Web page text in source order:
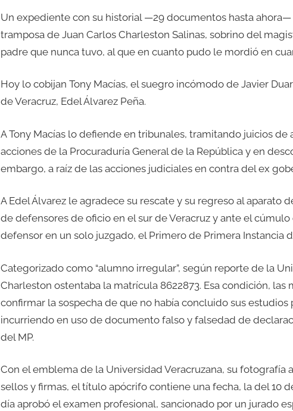
Un expediente con su historial —29 documentos hasta
tramposa de Juan Carlos Charleston Salinas, sobrino del
padre que nunca tuvo, al que en cuanto pudo le mordió en
Hoy lo cobijan Tony Macías, el suegro incómodo de Javier
de Veracruz, Edel Álvarez Peña.
A Tony Macías lo defiende en tribunales, tramitando juicios
acciones de la Procuraduría General de la República y en
embargo, a raíz de las acciones judiciales en contra del ex
A Edel Álvarez le agradece su rescate y su regreso al aparato
de defensores de oficio en el sur de Veracruz y ante el
defensor en un solo juzgado, el Primero de Primera Instancia
Categorizado como “alumno irregular”, según reporte de la
Charleston ostentaba la matrícula 8622873. Esa condición,
confirmar la sospecha de que no había concluido sus
incurriendo en uso de documento falso y falsedad de
del MP.
Con el emblema de la Universidad Veracruzana, su fotografía
sellos y firmas, el título apócrifo contiene una fecha, la del 10
día aprobó el examen profesional, sancionado por un jurado